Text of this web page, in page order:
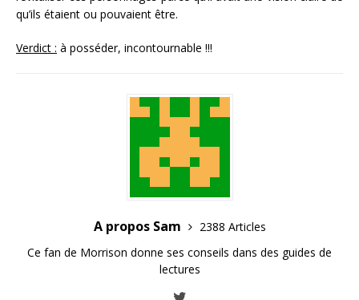
qu’ils étaient ou pouvaient être.
Verdict : à posséder, incontournable !!!
A propos Sam
2388 Articles
Ce fan de Morrison donne ses conseils dans des guides de
lectures